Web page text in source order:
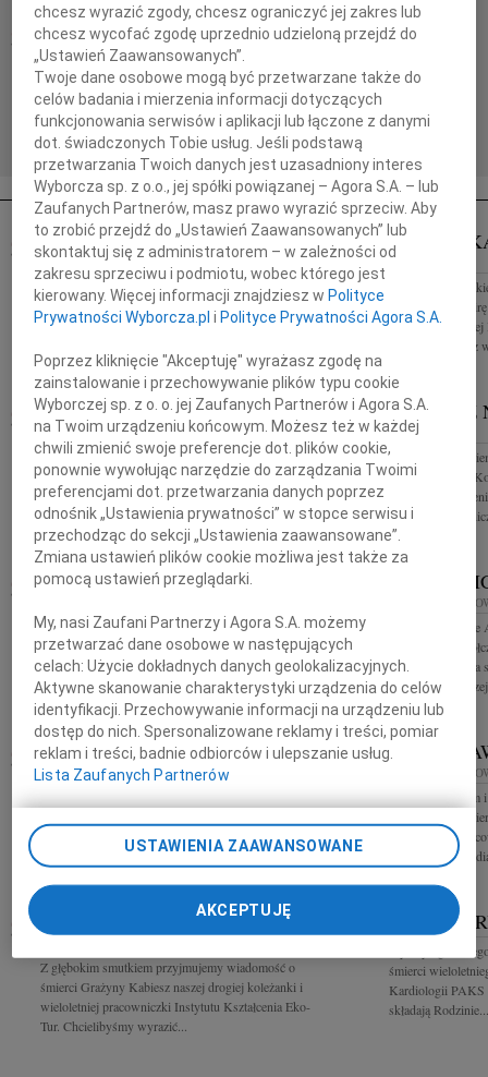
06.08.2026KATOWICE
Drogiej Koleżance Sabinie Kacan składamy wyrazy
współczucia z powodu śmierci Mamy Sabinko,
razem z Tobą przeżywamy to smutne wydarzenie.
Zarząd, Koleżanki i Koledzy z...
17.04.2024 KATOWICE
Pani mgr inż. Elżbiecie Kowal wyrazy współczucia i
słowa otuchy z powodu śmierci Syna składają
Pracownicy Katedry i Zakładu Patomorfologii i
Diagnostyki Molekularnej...
ELWIRA
17.04.2024
Z głębokim
2024, Panią
dyrektor
Sosnowcu. Przez
IGNACY WALENTY NENDZA
15.04.2024 KATOWICE
Z ogromnym smutkiem i żalem przyjęliśmy
wiadomość o śmierci Ignacego Walentego Nendzy
postaci wielce zasłużonej dla polskiego himalaizmu,
wychowawcy kilku pokoleń śląskich...
MARIUSZ
KATOWICE
Z wielkim
śmierci naszego
wieloletniego i
Chemii
MICHAŁ JUROFF 12.04.2024
W dniu 5 kwietnia 2024 zmarł Mąż, Ojciec, Dziadek
i Brat Michał Juroff o czym zawiadamia pogrążona w
smutku rodzina
JAKUB
Naszej
głębokiego
ukochanego Syna
"Gazety
EDWARD POLAŃSKI 10.04.2024
KATOWICE
żegnamy prof. dr. hab. Edwarda Polańskiego
wybitnego językoznawcę i badacza polskiej...
Z głębokim
wiadomość o
Michalczyka
Komunikacji
GRAŻYNA KABIESZ
Z głębokim smutkiem przyjmujemy wiadomość o
śmierci Grażyny Kabiesz naszej drogiej koleżanki i
wieloletniej pracowniczki Instytutu Kształcenia Eko-
Tur. Chcielibyśmy wyrazić...
MACIEJ
Wyrazy
śmierci
Kardiologii PAKS
składają Rodzinie...
chcesz wyrazić zgody, chcesz ograniczyć jej zakres lub
chcesz wycofać zgodę uprzednio udzieloną przejdź do
„Ustawień Zaawansowanych”.
Twoje dane osobowe mogą być przetwarzane także do
celów badania i mierzenia informacji dotyczących
funkcjonowania serwisów i aplikacji lub łączone z danymi
dot. świadczonych Tobie usług. Jeśli podstawą
przetwarzania Twoich danych jest uzasadniony interes
Wyborcza sp. z o.o., jej spółki powiązanej – Agora S.A. – lub
Zaufanych Partnerów, masz prawo wyrazić sprzeciw. Aby
to zrobić przejdź do „Ustawień Zaawansowanych” lub
skontaktuj się z administratorem – w zależności od
zakresu sprzeciwu i podmiotu, wobec którego jest
kierowany. Więcej informacji znajdziesz w Polityce
Prywatności Wyborcza.pl i Polityce Prywatności Agora S.A.
Poprzez kliknięcie "Akceptuję" wyrażasz zgodę na
zainstalowanie i przechowywanie plików typu cookie
Wyborczej sp. z o. o. jej Zaufanych Partnerów i Agora S.A.
na Twoim urządzeniu końcowym. Możesz też w każdej
chwili zmienić swoje preferencje dot. plików cookie,
ponownie wywołując narzędzie do zarządzania Twoimi
preferencjami dot. przetwarzania danych poprzez
odnośnik „Ustawienia prywatności” w stopce serwisu i
przechodząc do sekcji „Ustawienia zaawansowane”.
Zmiana ustawień plików cookie możliwa jest także za
pomocą ustawień przeglądarki.
My, nasi Zaufani Partnerzy i Agora S.A. możemy
przetwarzać dane osobowe w następujących
celach:Użycie dokładnych danych geolokalizacyjnych.
Aktywne skanowanie charakterystyki urządzenia do celów
identyfikacji. Przechowywanie informacji na urządzeniu lub
dostęp do nich. Spersonalizowane reklamy i treści, pomiar
reklam i treści, badnie odbiorców i ulepszanie usług.
Lista Zaufanych Partnerów
USTAWIENIA ZAAWANSOWANE
AKCEPTUJĘ